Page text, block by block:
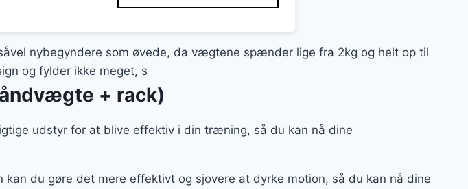
nybegyndere som øvede, da vægtene spænder lige fra 2kg og helt op til
og fylder ikke meget, s
+ rack)
udstyr for at blive effektiv i din træning, så du kan nå dine
du gøre det mere effektivt og sjovere at dyrke motion, så du kan nå dine